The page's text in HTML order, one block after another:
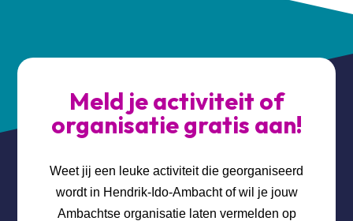
Meld je activiteit of
organisatie gratis aan!
Weet jij een leuke activiteit die georganiseerd
wordt in Hendrik-Ido-Ambacht of wil je jouw
Ambachtse organisatie laten vermelden op